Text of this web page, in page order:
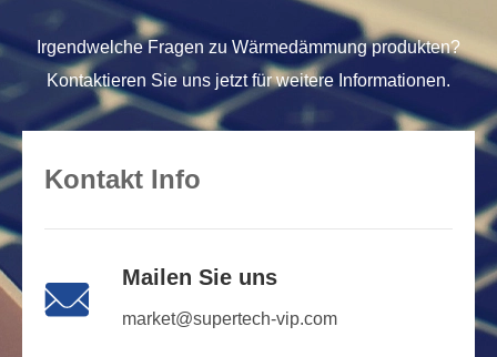
Irgendwelche Fragen zu Wärmedämmung produkten?
Kontaktieren Sie uns jetzt für weitere Informationen.
Kontakt Info
 Mailen Sie uns
market@supertech-vip.com